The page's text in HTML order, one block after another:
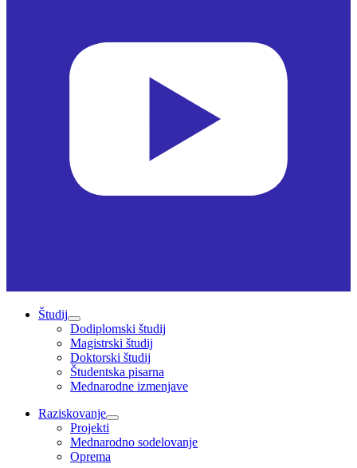
Študij
Dodiplomski študij
Magistrski študij
Doktorski študij
Študentska pisarna
Mednarodne izmenjave
Raziskovanje
Projekti
Mednarodno sodelovanje
Oprema